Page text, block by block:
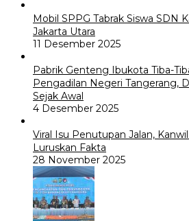
Mobil SPPG Tabrak Siswa SDN
Jakarta Utara
11 Desember 2025
Pabrik Genteng Ibukota Tiba-
Pengadilan Negeri Tangerang,
Sejak Awal
4 Desember 2025
Viral Isu Penutupan Jalan,
Luruskan Fakta
28 November 2025